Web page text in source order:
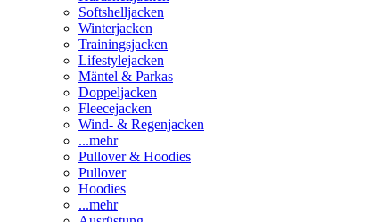
Softshelljacken
Winterjacken
Trainingsjacken
Lifestylejacken
Mäntel & Parkas
Doppeljacken
Fleecejacken
Wind- & Regenjacken
...mehr
Pullover & Hoodies
Pullover
Hoodies
...mehr